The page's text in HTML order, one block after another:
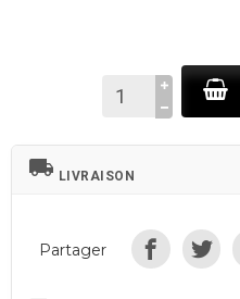
local_shipping LIVRAISON
Partager